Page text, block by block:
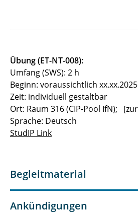
Nachrichtentechnik
Hochfrequenz- und
Informationstheorie
Labor Mobilfunksysteme
Platforms for Information
(Modulcluster)
Übung (ET-NT-008):
Umfang (SWS): 2 h
Beginn: voraussichtlich xx.xx.2025
Zeit: individuell gestaltbar
Ort: Raum 316 (CIP-Pool IfN);
Sprache: Deutsch
StudIP Link
Begleitmaterial
Ankündigungen